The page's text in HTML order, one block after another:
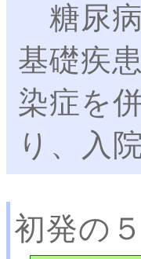
糖尿病
基礎疾
染症を
り、入
初発の